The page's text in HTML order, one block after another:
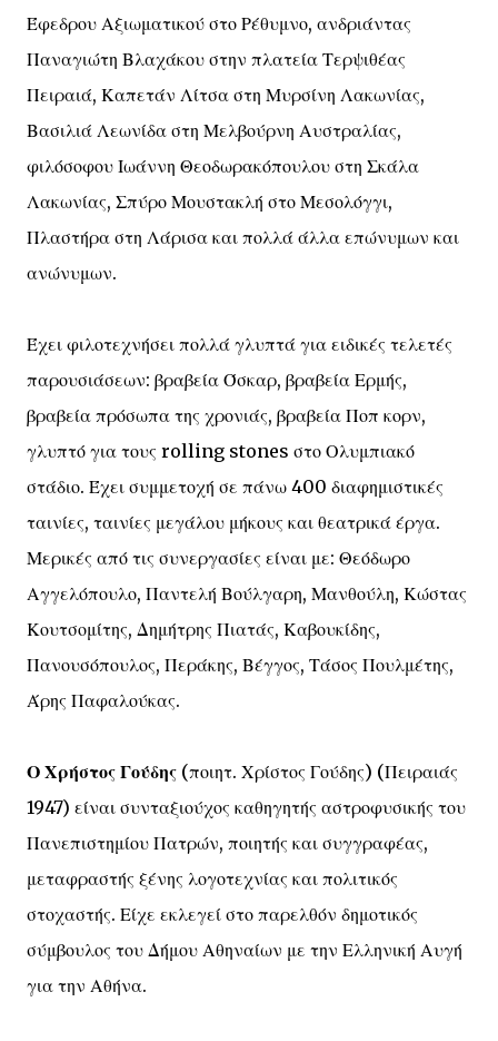
Έφεδρου Αξιωματικού στο Ρέθυμνο, ανδριάντας
Παναγιώτη Βλαχάκου στην πλατεία Τερψιθέας
Πειραιά, Καπετάν Λίτσα στη Μυρσίνη Λακωνίας,
Βασιλιά Λεωνίδα στη Μελβούρνη Αυστραλίας,
φιλόσοφου Ιωάννη Θεοδωρακόπουλου στη Σκάλα
Λακωνίας, Σπύρο Μουστακλή στο Μεσολόγγι,
Πλαστήρα στη Λάρισα και πολλά άλλα επώνυμων και
ανώνυμων.
Έχει φιλοτεχνήσει πολλά γλυπτά για ειδικές τελετές
παρουσιάσεων: βραβεία Όσκαρ, βραβεία Ερμής,
βραβεία πρόσωπα της χρονιάς, βραβεία Ποπ κορν,
γλυπτό για τους rolling stones στο Ολυμπιακό
στάδιο. Έχει συμμετοχή σε πάνω 400 διαφημιστικές
ταινίες, ταινίες μεγάλου μήκους και θεατρικά έργα.
Μερικές από τις συνεργασίες είναι με: Θεόδωρο
Αγγελόπουλο, Παντελή Βούλγαρη, Μανθούλη, Κώστας
Κουτσομίτης, Δημήτρης Πιατάς, Καβουκίδης,
Πανουσόπουλος, Περάκης, Βέγγος, Τάσος Πουλμέτης,
Άρης Παφαλούκας.
Ο Χρήστος Γούδης (ποιητ. Χρίστος Γούδης) (Πειραιάς
1947) είναι συνταξιούχος καθηγητής αστροφυσικής του
Πανεπιστημίου Πατρών, ποιητής και συγγραφέας,
μεταφραστής ξένης λογοτεχνίας και πολιτικός
στοχαστής. Είχε εκλεγεί στο παρελθόν δημοτικός
σύμβουλος του Δήμου Αθηναίων με την Ελληνική Αυγή
για την Αθήνα.